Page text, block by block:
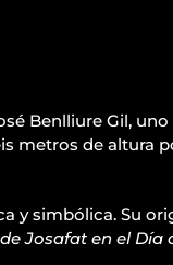
Benlliure Gil,
metros de
simbólica. Su
Josafat en el Día